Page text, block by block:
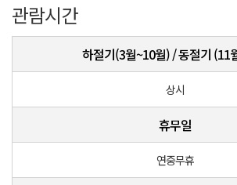
관람시간
하절기(3월~10월) / 동절기 (11
상시
휴무일
연중무휴